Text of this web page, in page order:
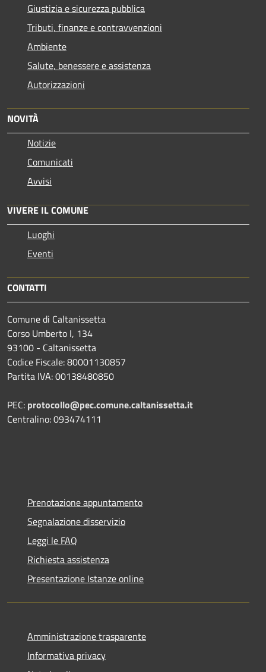
Giustizia e sicurezza pubblica
Tributi, finanze e contravvenzioni
Ambiente
Salute, benessere e assistenza
Autorizzazioni
NOVITÀ
Notizie
Comunicati
Avvisi
VIVERE IL COMUNE
Luoghi
Eventi
CONTATTI
Comune di Caltanissetta
Corso Umberto I, 134
93100 - Caltanissetta
Codice Fiscale: 80001130857
Partita IVA: 00138480850
PEC: protocollo@pec.comune.caltanissetta.it
Centralino: 093474111
Prenotazione appuntamento
Segnalazione disservizio
Leggi le FAQ
Richiesta assistenza
Presentazione Istanze online
Amministrazione trasparente
Informativa privacy